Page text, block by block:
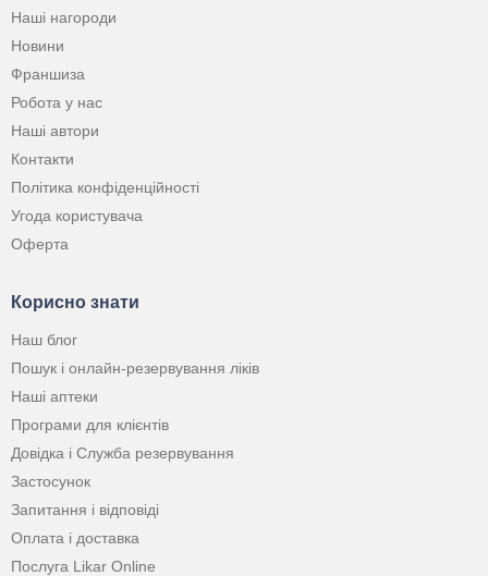
Наші нагороди
Новини
Франшиза
Робота у нас
Наші автори
Контакти
Політика конфіденційності
Угода користувача
Оферта
Корисно знати
Наш блог
Пошук і онлайн-резервування ліків
Наші аптеки
Програми для клієнтів
Довідка і Служба резервування
Застосунок
Запитання і відповіді
Оплата і доставка
Послуга Likar Online